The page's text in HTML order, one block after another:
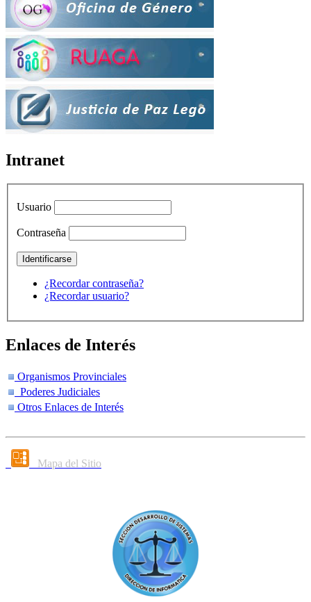
Intranet
Usuario
Contraseña
¿Recordar contraseña?
¿Recordar usuario?
Enlaces de Interés
Organismos Provinciales
Poderes Judiciales
Otros Enlaces de Interés
Mapa del Sitio